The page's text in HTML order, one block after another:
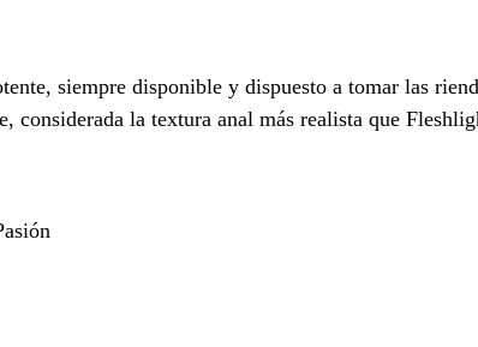
siempre disponible y dispuesto a tomar las
considerada la textura anal más realista que